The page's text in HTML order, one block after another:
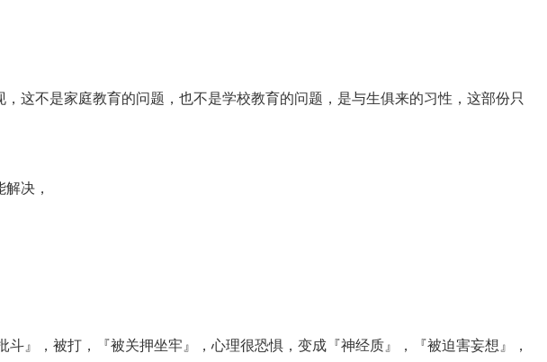
这不是家庭教育的问题，也不是学校教育的问题，是与生俱来的习性，这部份只
决，
』，被打，『被关押坐牢』，心理很恐惧，变成『神经质』，『被迫害妄想』，